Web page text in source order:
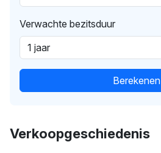
Verwachte bezitsduur
Berekenen
Verkoopgeschiedenis